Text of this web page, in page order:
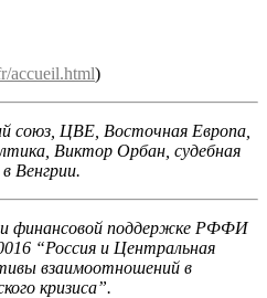
accueil.html)
союз, ЦВЕ, Восточная Европа,
Виктор Орбан, судебная
Венгрии.
финансовой поддержке РФФИ
“Россия и Центральная
взаимоотношений в
кризиcа”.